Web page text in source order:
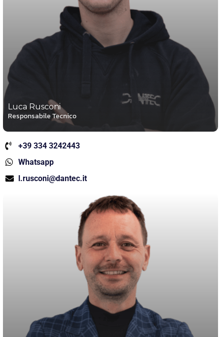
Luca Rusconi
Responsabile Tecnico
+39 334 3242443
Whatsapp
l.rusconi@dantec.it